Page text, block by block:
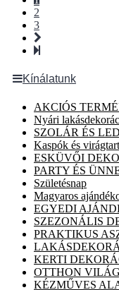
2
3
Kínálatunk
AKCIÓS
Nyári
SZOLÁR ÉS
Kaspók és
ESKÜVŐI
PARTY ÉS
Születésnap
Magyaros
EGYEDI
SZEZONÁLIS
PRAKTIKUS
KERTI
OTTHON
KÉZMŰVES